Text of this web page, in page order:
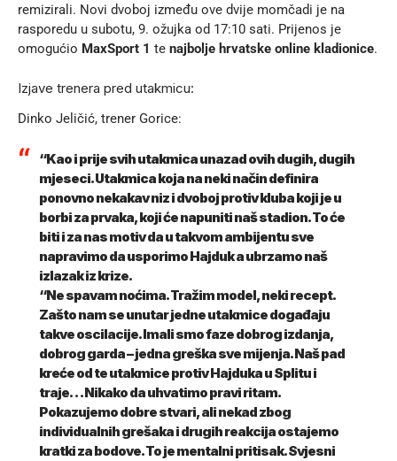
remizirali. Novi dvoboj između ove dvije momčadi je na
rasporedu u subotu, 9. ožujka od 17:10 sati. Prijenos je
omogućio MaxSport 1 te najbolje hrvatske online kladionice.
Izjave trenera pred utakmicu:
Dinko Jeličić, trener Gorice:
“Kao i prije svih utakmica unazad ovih dugih, dugih
mjeseci. Utakmica koja na neki način definira
ponovno nekakav niz i dvoboj protiv kluba koji je u
borbi za prvaka, koji će napuniti naš stadion. To će
biti i za nas motiv da u takvom ambijentu sve
napravimo da usporimo Hajduk a ubrzamo naš
izlazak iz krize.
“Ne spavam noćima. Tražim model, neki recept.
Zašto nam se unutar jedne utakmice događaju
takve oscilacije. Imali smo faze dobrog izdanja,
dobrog garda – jedna greška sve mijenja. Naš pad
kreće od te utakmice protiv Hajduka u Splitu i
traje… Nikako da uhvatimo pravi ritam.
Pokazujemo dobre stvari, ali nekad zbog
individualnih grešaka i drugih reakcija ostajemo
kratki za bodove. To je mentalni pritisak. Svjesni